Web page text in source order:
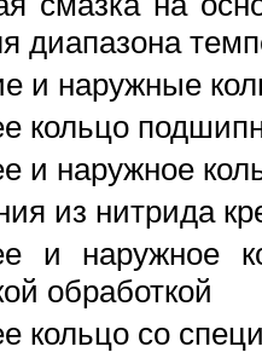
диапазона
и наружные
кольцо
и наружное
из нитрида
и наружное
обработкой
кольцо со